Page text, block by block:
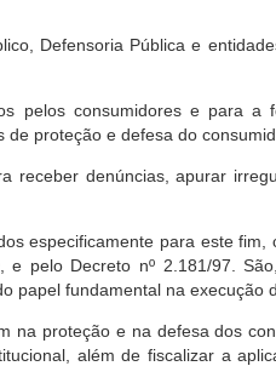
Defensoria Pública e
pelos consumidores e para a
proteção e defesa do
receber denúncias, apurar
especificamente para este fim,
pelo Decreto nº 2.181/97.
fundamental na execução
proteção e na defesa dos
além de fiscalizar a